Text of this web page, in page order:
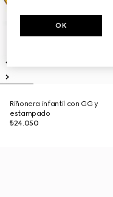
Riñonera infantil con GG y
estampado
₺24.050
OK